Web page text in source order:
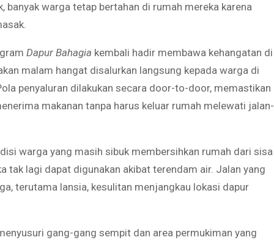
banyak warga tetap bertahan di rumah mereka karena
Dapur Bahagia kembali hadir membawa kehangatan di
malam hangat disalurkan langsung kepada warga di
penyaluran dilakukan secara door-to-door, memastikan
makanan tanpa harus keluar rumah melewati jalan-
warga yang masih sibuk membersihkan rumah dari sisa
tak lagi dapat digunakan akibat terendam air. Jalan yang
terutama lansia, kesulitan menjangkau lokasi dapur
gang-gang sempit dan area permukiman yang